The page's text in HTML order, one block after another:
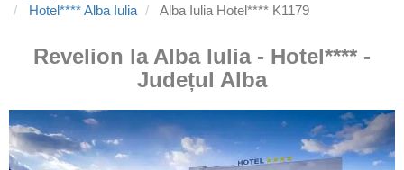
Hotel**** Alba Iulia
Alba Iulia Hotel**** K1179
Revelion la Alba Iulia - Hotel**** -
Județul Alba